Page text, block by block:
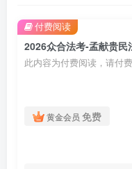
2026众合法考-孟献贵
此内容为付费阅读，请付
黄金会员 免费
付费阅读